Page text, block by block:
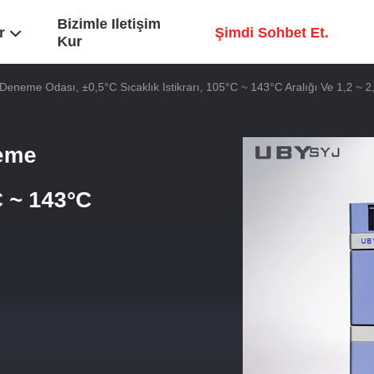
Bizimle Iletişim
Kur
Şimdi Sohbet Et.
Odası, ±0,5°C Sıcaklık Istikrarı, 105°C ~ 143°C Aralığı Ve 1,2 ~
~ 143°C